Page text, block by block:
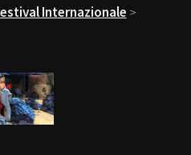
Internazionale >